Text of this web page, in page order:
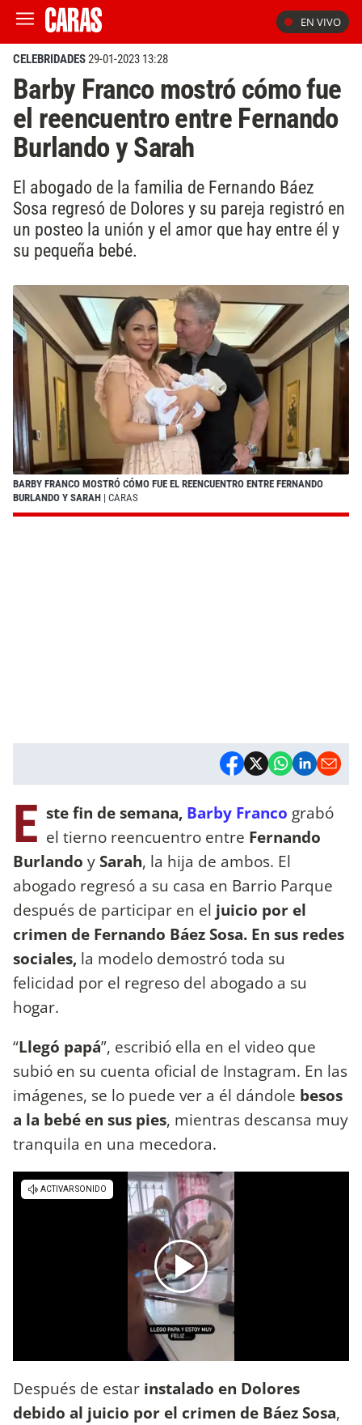
EN VIVO
CELEBRIDADES29-01-2023 13:28
Barby Franco mostró cómo fue
el reencuentro entre Fernando
Burlando y Sarah
El abogado de la familia de Fernando Báez
Sosa regresó de Dolores y su pareja registró en
un posteo la unión y el amor que hay entre él y
su pequeña bebé.
BARBY FRANCO MOSTRÓ CÓMO FUE EL REENCUENTRO ENTRE FERNANDO
BURLANDO Y SARAH | CARAS
E ste fin de semana, Barby Franco grabó
el tierno reencuentro entre Fernando
Burlando ySarah, la hija de ambos. El
abogado regresó a su casa en Barrio Parque
después de participar en el juicio por el
crimen de Fernando Báez Sosa. En sus redes
sociales, la modelo demostró toda su
felicidad por el regreso del abogado a su
hogar.
“Llegó papá”, escribió ella en el video que
subió en su cuenta oficial de Instagram. En las
imágenes, se lo puede ver a él dándole besos
a la bebé en sus pies, mientras descansa muy
tranquila en una mecedora.
Después de estar instalado en Dolores
debido al juicio por el crimen de Báez Sosa,